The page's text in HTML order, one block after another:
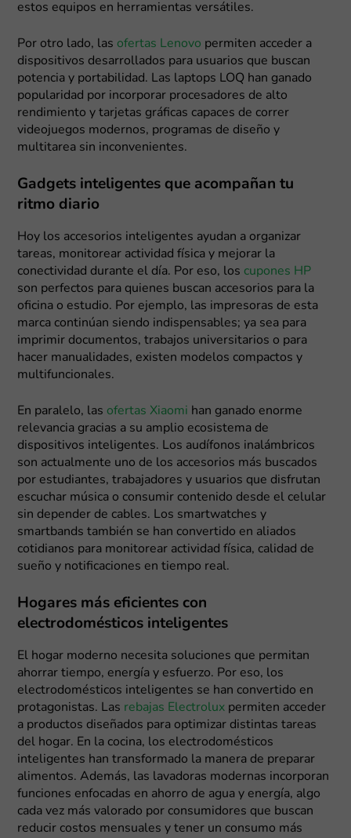
estos equipos en herramientas versátiles.
Por otro lado, las ofertas Lenovo permiten acceder a
dispositivos desarrollados para usuarios que buscan
potencia y portabilidad. Las laptops LOQ han ganado
popularidad por incorporar procesadores de alto
rendimiento y tarjetas gráficas capaces de correr
videojuegos modernos, programas de diseño y
multitarea sin inconvenientes.
Gadgets inteligentes que acompañan tu
ritmo diario
Hoy los accesorios inteligentes ayudan a organizar
tareas, monitorear actividad física y mejorar la
conectividad durante el día. Por eso, los cupones HP
son perfectos para quienes buscan accesorios para la
oficina o estudio. Por ejemplo, las impresoras de esta
marca continúan siendo indispensables; ya sea para
imprimir documentos, trabajos universitarios o para
hacer manualidades, existen modelos compactos y
multifuncionales.
En paralelo, las ofertas Xiaomi han ganado enorme
relevancia gracias a su amplio ecosistema de
dispositivos inteligentes. Los audífonos inalámbricos
son actualmente uno de los accesorios más buscados
por estudiantes, trabajadores y usuarios que disfrutan
escuchar música o consumir contenido desde el celular
sin depender de cables. Los smartwatches y
smartbands también se han convertido en aliados
cotidianos para monitorear actividad física, calidad de
sueño y notificaciones en tiempo real.
Hogares más eficientes con
electrodomésticos inteligentes
El hogar moderno necesita soluciones que permitan
ahorrar tiempo, energía y esfuerzo. Por eso, los
electrodomésticos inteligentes se han convertido en
protagonistas. Las rebajas Electrolux permiten acceder
a productos diseñados para optimizar distintas tareas
del hogar. En la cocina, los electrodomésticos
inteligentes han transformado la manera de preparar
alimentos. Además, las lavadoras modernas incorporan
funciones enfocadas en ahorro de agua y energía, algo
cada vez más valorado por consumidores que buscan
reducir costos mensuales y tener un consumo más